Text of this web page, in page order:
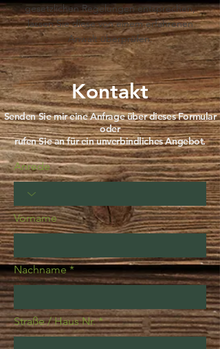
gesetzlichen Regelungen entsprechen,
lassen Sie diese von einem erfahrenen
Anwalt überprüfen.
Kontakt
Senden Sie mir eine Anfrage über dieses Formular
oder
rufen Sie an für ein unverbindliches Angebot.
Anrede
Vorname
Nachname
Straße / Haus Nr.